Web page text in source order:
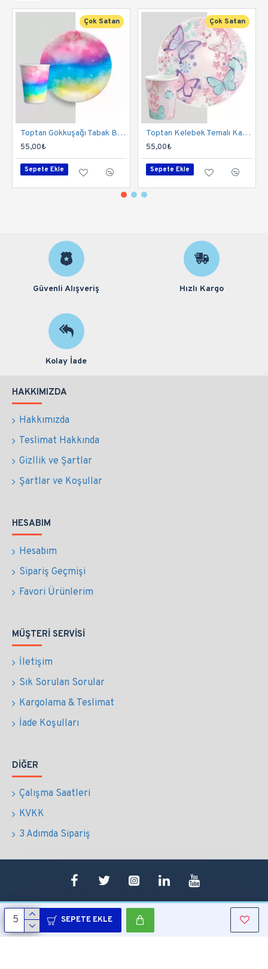
SEPETE EKLE
Çok Satan
Toptan Gökkuşağı Tabak Bardak Set
55,00₺
Sepete Ekle
Çok Satan
Toptan Kelebek Temalı Karton Bardak Tabak Set
55,00₺
Sepete Ekle
Güvenli Alışveriş Hızlı Kargo
Kolay İade
HAKKIMIZDA
Hakkımızda
Teslimat Hakkında
Gizllik ve Şartlar
Şartlar ve Koşullar
HESABIM
Hesabım
Sipariş Geçmişi
Favori Ürünlerim
MÜŞTERI SERVISI
İletişim
Sık Sorulan Sorular
Kargolama & Teslimat
İade Koşulları
DIĞER
Çalışma Saatleri
KVKK
3 Adımda Sipariş
Sepetim 0507 724 65 90 Whatsapp Konum